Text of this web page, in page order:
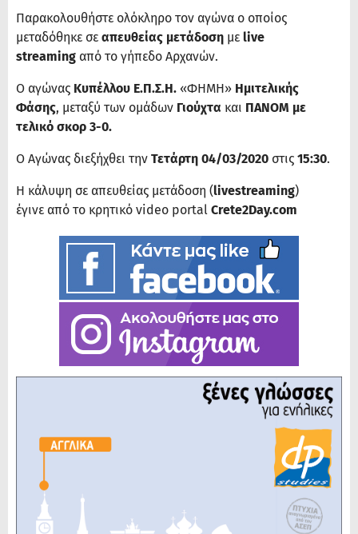
Παρακολουθήστε ολόκληρο τον αγώνα ο οποίος
μεταδόθηκε σε απευθείας μετάδοση με live
streaming από το γήπεδο Αρχανών.
Ο αγώνας Κυπέλλου Ε.Π.Σ.Η. «ΦΗΜΗ» Ημιτελικής
Φάσης, μεταξύ των ομάδων Γιούχτα και ΠΑΝΟΜ με
τελικό σκορ 3-0.
Ο Αγώνας διεξήχθει την Τετάρτη 04/03/2020 στις 15:30.
Η κάλυψη σε απευθείας μετάδοση (livestreaming)
έγινε από το κρητικό video portal Crete2Day.com